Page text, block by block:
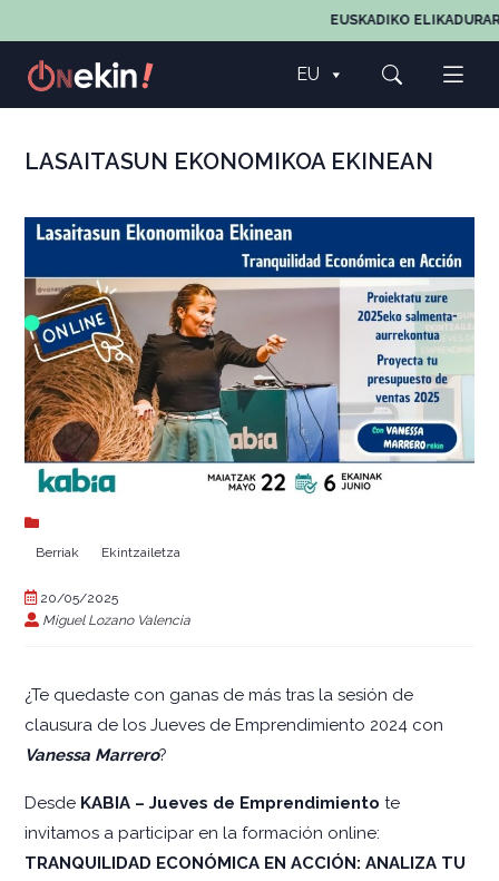
EUSKADIKO
EU
LASAITASUN EKONOMIKOA EKINEAN
Berriak Ekintzailetza
20/05/2025
Miguel Lozano Valencia
¿Te quedaste con ganas de más tras la sesión de
clausura de los Jueves de Emprendimiento 2024 con
Vanessa Marrero?
Desde KABIA – Jueves de Emprendimiento te
invitamos a participar en la formación online:
TRANQUILIDAD ECONÓMICA EN ACCIÓN: ANALIZA TU